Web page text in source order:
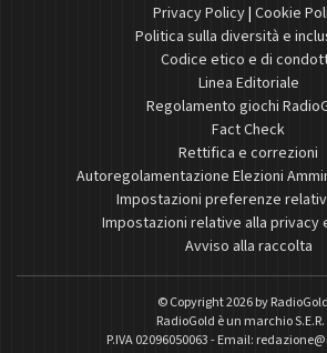
Privacy Policy| Cookie
Politica sulla diversità e
Codice etico e di
Linea Editoriale
Regolamento giochi
Fact Check
Rettifica e correzioni
Autoregolamentazione Elezioni
Impostazioni preferenze
Impostazioni relative alla privacy
Avviso alla raccolta
© Copyright 2026 by
RadioGold è un marchio
P.IVA 02096050063 - Email: